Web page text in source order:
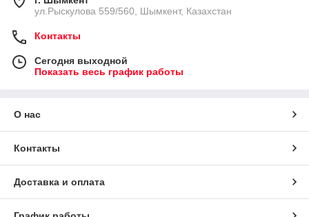
ул.Рыскулова 559/560, Шымкент, Казахстан
Контакты
Сегодня выходной
Показать весь график работы
О нас
Контакты
Доставка и оплата